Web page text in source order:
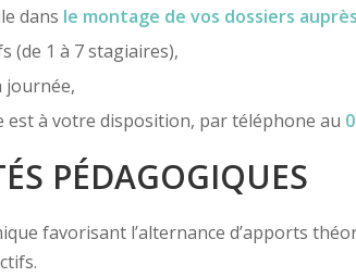
dans le montage de vos dossiers
(de 1 à 7 stagiaires),
journée,
est à votre disposition, par téléphone au
PÉDAGOGIQUES
favorisant l’alternance d’apports